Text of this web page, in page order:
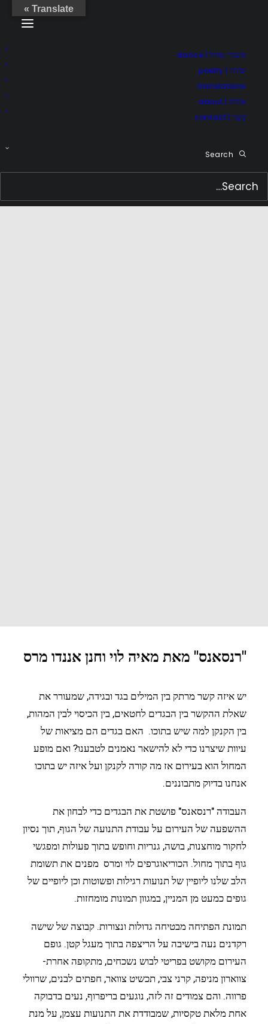
סִיעוּרֵי מָחוֹל | dance
שִׁירָה | poetry
translations
אוֹדוֹת | about
קֶשֶׁר | contact
Search
"רנסאנס" מאת מאיה לוי וחנן אננדו מרס
יש איזה קשר מרתק בין המילים בגד ובגידה, שמעורר את
שאלת ההקשר בין הבגדים לחטאים, בין הכיסוי לבין המהות,
בין הקנקן למה שיש בתוכו. האם בגדים הם מציאות של
עיוות שיצרנו כדי לא להישאר נאמנים לטבענו? ואם מופע
המחול הוא בעירום אז מה קורה לקנקן ועל איזה יש בתוכו
אנחנו בדיוק מתבוננים.
העבודה "רנסאנס" פושטת את הבגדים כדי לבחון את
ההשפעה של העירום על עבודת התנועה של הגוף, תוך נסיון
לחקור מוחצנות, בושה, גנריות וחופש בתוך פעולות ומפגשי
גוף בתוך מחול. הכוריאוגרפים לוי ומרס מפנים את תשומת
הלב שלנו ליופיין של תנועות רגילות ופשוטות וכן ליופיים של
גופים כמעט מן המניין, במגוון תמונות מומחזות.
תמונת הפתיחה מבטיחה גדולות ונצורות. קבוצה של שישה
רקדנים נעה בישיבה על הריצפה בתוך מעגל קטן. גופם
העירום מקושט בפריטי לבוש נשכחים, מתקופה אחרת-
צווארון מניפה, קרני צבי, תכשיט צוואר, חפתים לבנים, שרוולי
פרווה. והם צמודים זה לזה, נוגעים בריפרוף, נעים בדבוקה
אחת מלאת טקסיות, שמבודדת את התנועות עצמן, על מנת
Translate »